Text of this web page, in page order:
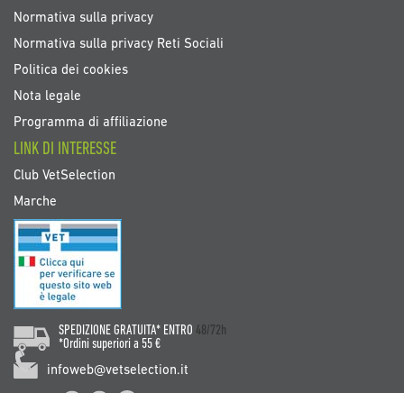
Normativa sulla privacy
Normativa sulla privacy Reti Sociali
Politica dei cookies
Nota legale
Programma di affiliazione
LINK DI INTERESSE
Club VetSelection
Marche
SPEDIZIONE GRATUITA* ENTRO 48/72h
*Ordini superiori a 55 €
infoweb@vetselection.it